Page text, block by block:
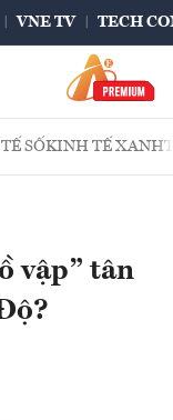
VNE TV TECH
SỐKINH TẾ XANH
vập” tân